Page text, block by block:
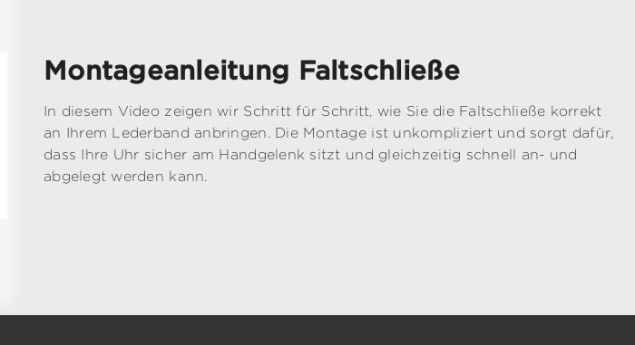
Montageanleitung Faltschließe
In diesem Video zeigen wir Schritt für Schritt, wie Sie die Faltschließe korrekt
an Ihrem Lederband anbringen. Die Montage ist unkompliziert und sorgt dafür,
dass Ihre Uhr sicher am Handgelenk sitzt und gleichzeitig schnell an- und
abgelegt werden kann.